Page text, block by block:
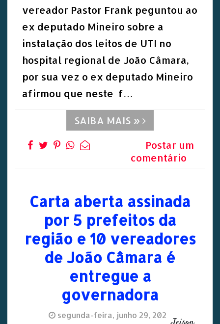
vereador Pastor Frank peguntou ao
ex deputado Mineiro sobre a
instalação dos leitos de UTI no
hospital regional de João Câmara,
por sua vez o ex deputado Mineiro
afirmou que neste f…
SAIBA MAIS »
Postar um
comentário
Carta aberta assinada
por 5 prefeitos da
região e 10 vereadores
de João Câmara é
entregue a
governadora
segunda-feira, junho 29, 2020